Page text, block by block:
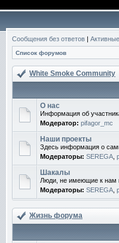
Сообщения без ответов |
Список форумов
White Smoke Community
О нас
Информация об
Модератор: pifagor_mc
Наши проекты
Здесь информация о
Модераторы: SEREGA
Шакалы
Люди, не имеющие к нам
Модераторы: SEREGA
Жизнь форума